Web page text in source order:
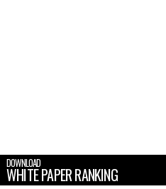
DOWNLOAD
WHITE PAPER RANKING